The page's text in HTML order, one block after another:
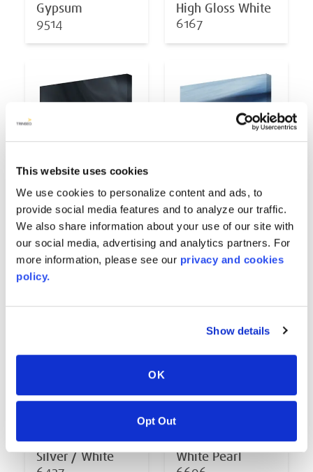
This website uses cookies
We use cookies to personalize content and ads, to
provide social media features and to analyze our traffic.
We also share information about your use of our site with
our social media, advertising and analytics partners. For
more information, please see our privacy and cookies
policy.
Show details
OK
Opt Out
Gypsum
9514
High Gloss White
6167
Midnight Opal
6878
Oceanwave Opal
6811
Silver / White
White Pearl